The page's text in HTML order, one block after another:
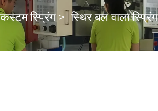
कस्टम स्प्रिंग >स्थिर बल वाला स्प्रिंग